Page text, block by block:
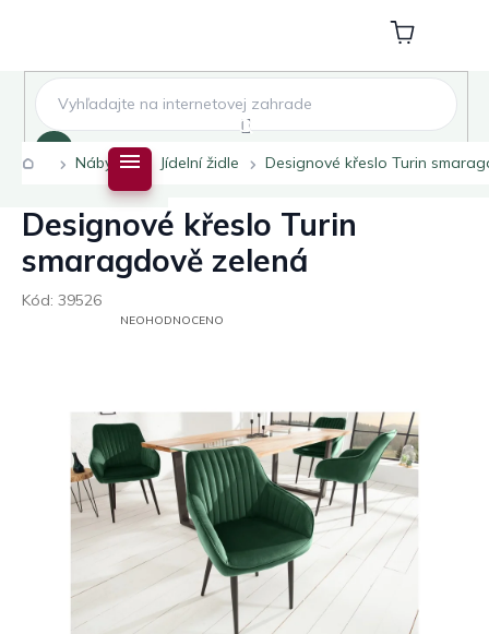
Nákupní
košík
DomůNábytek Jídelní židle Designové křeslo Turin
Designové křeslo Turin
smaragdově zelená
Kód: 39526
PRŮMĚRNÉ
HVĚZDIČEK.
NEOHODNOCENO